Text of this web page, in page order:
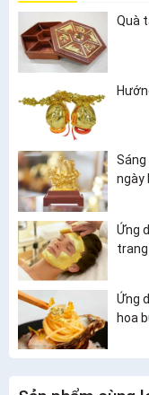
Quà
ngày
Ứng
Ứng
hoa